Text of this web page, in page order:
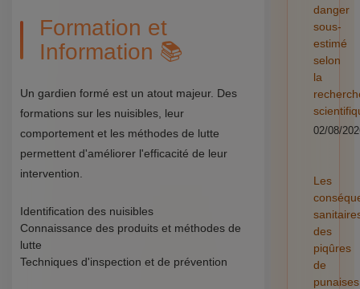
Formation et
Information 📚
Un gardien formé est un atout majeur. Des
formations sur les nuisibles, leur
comportement et les méthodes de lutte
permettent d'améliorer l'efficacité de leur
intervention.
Identification des nuisibles
Connaissance des produits et méthodes de
lutte
Techniques d'inspection et de prévention
danger
sous-
estimé
selon
la
02/08/
Les
des
piqûres
de
punaises